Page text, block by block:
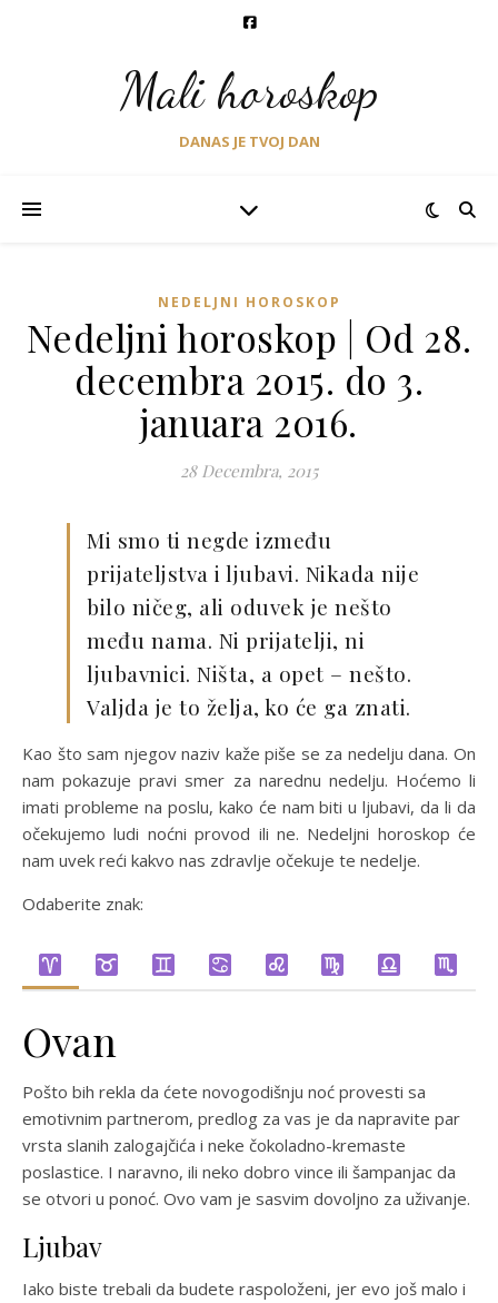
Mali horoskop
DANAS JE TVOJ DAN
NEDELJNI HOROSKOP
Nedeljni horoskop | Od 28.
decembra 2015. do 3.
januara 2016.
28 Decembra, 2015
Mi smo ti negde između
prijateljstva i ljubavi. Nikada nije
bilo ničeg, ali oduvek je nešto
među nama. Ni prijatelji, ni
ljubavnici. Ništa, a opet – nešto.
Valjda je to želja, ko će ga znati.
Kao što sam njegov naziv kaže piše se za nedelju dana. On
nam pokazuje pravi smer za narednu nedelju. Hoćemo li
imati probleme na poslu, kako će nam biti u ljubavi, da li da
očekujemo ludi noćni provod ili ne. Nedeljni horoskop će
nam uvek reći kakvo nas zdravlje očekuje te nedelje.
Odaberite znak:
Ovan
Pošto bih rekla da ćete novogodišnju noć provesti sa
emotivnim partnerom, predlog za vas je da napravite par
vrsta slanih zalogajčića i neke čokoladno-kremaste
poslastice. I naravno, ili neko dobro vince ili šampanjac da
se otvori u ponoć. Ovo vam je sasvim dovoljno za uživanje.
Ljubav
Iako biste trebali da budete raspoloženi, jer evo još malo i